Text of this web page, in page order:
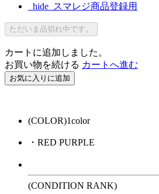
_hide_スマレジ商品登録用
ただいま品切れ中です。
カートに追加しました。
お買い物を続ける カートへ進む
お気に入りに追加
(COLOR)1color
・RED PURPLE
(CONDITION RANK)